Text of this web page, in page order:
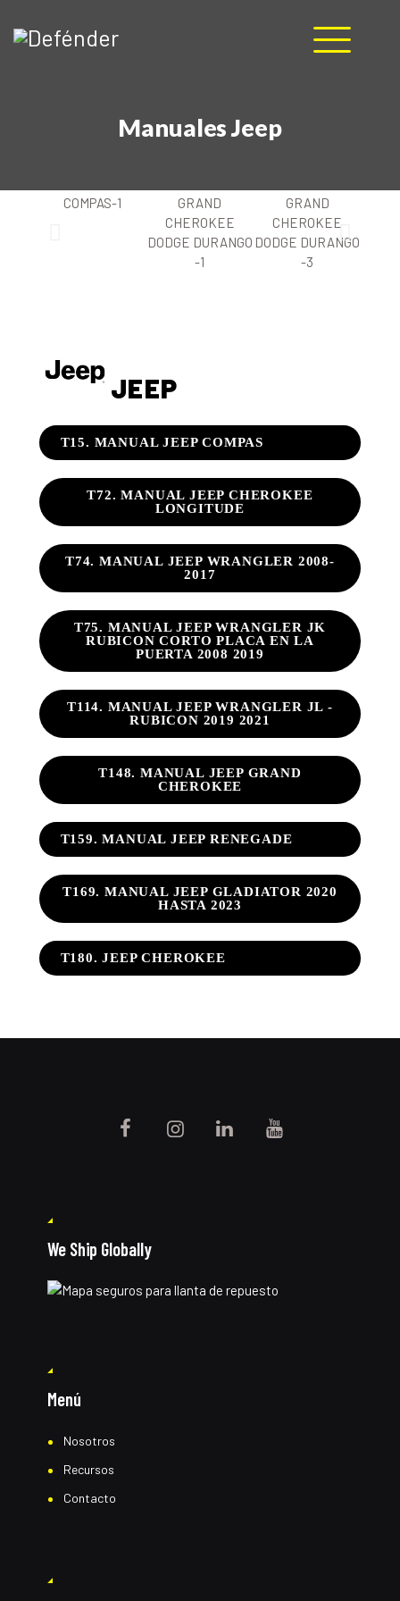
Manuales Jeep
MANUALES
JEEP
T15. MANUAL JEEP COMPAS
T72. MANUAL JEEP CHEROKEE
LONGITUDE
T74. MANUAL JEEP WRANGLER 2008-
2017
T75. MANUAL JEEP WRANGLER JK
RUBICON CORTO PLACA EN LA
PUERTA 2008 2019
T114. MANUAL JEEP WRANGLER JL -
RUBICON 2019 2021
T148. MANUAL JEEP GRAND
CHEROKEE
T159. MANUAL JEEP RENEGADE
T169. MANUAL JEEP GLADIATOR 2020
HASTA 2023
T180. JEEP CHEROKEE
We Ship Globally
Menú
Nosotros
Recursos
Contacto